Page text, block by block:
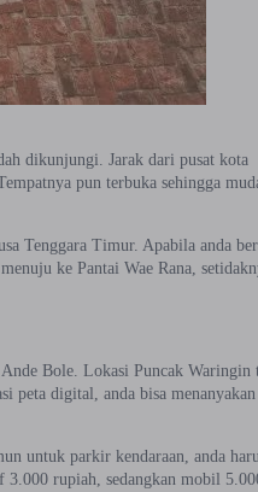
dikunjungi. Jarak dari pusat kota
pun terbuka sehingga
Tenggara Timur. Apabila anda
ke Pantai Wae Rana,
Bole. Lokasi Puncak Waringin
peta digital, anda bisa menanyakan
untuk parkir kendaraan, anda
3.000 rupiah, sedangkan mobil